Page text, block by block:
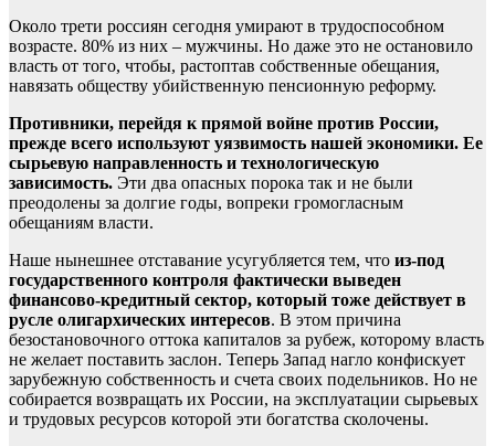
Около трети россиян сегодня умирают в трудоспособном
возрасте. 80% из них – мужчины. Но даже это не остановило
власть от того, чтобы, растоптав собственные обещания,
навязать обществу убийственную пенсионную реформу.
Противники, перейдя к прямой войне против России,
прежде всего используют уязвимость нашей экономики. Ее
сырьевую направленность и технологическую
зависимость. Эти два опасных порока так и не были
преодолены за долгие годы, вопреки громогласным
обещаниям власти.
Наше нынешнее отставание усугубляется тем, что из-под
государственного контроля фактически выведен
финансово-кредитный сектор, который тоже действует в
русле олигархических интересов. В этом причина
безостановочного оттока капиталов за рубеж, которому власть
не желает поставить заслон. Теперь Запад нагло конфискует
зарубежную собственность и счета своих подельников. Но не
собирается возвращать их России, на эксплуатации сырьевых
и трудовых ресурсов которой эти богатства сколочены.